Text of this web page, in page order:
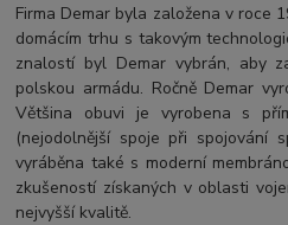
Firma Demar byla založena v roce
domácím trhu s takovým
znalostí byl Demar vybrán, aby
polskou armádu. Ročně Demar
Většina obuvi je vyrobena s
(nejodolnější spoje při spojování
vyráběna také s moderní
zkušeností získaných v oblasti
nejvyšší kvalitě.